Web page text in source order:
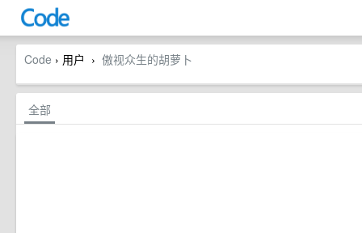
Code › 用户 › 傲视众生的胡萝卜
全部